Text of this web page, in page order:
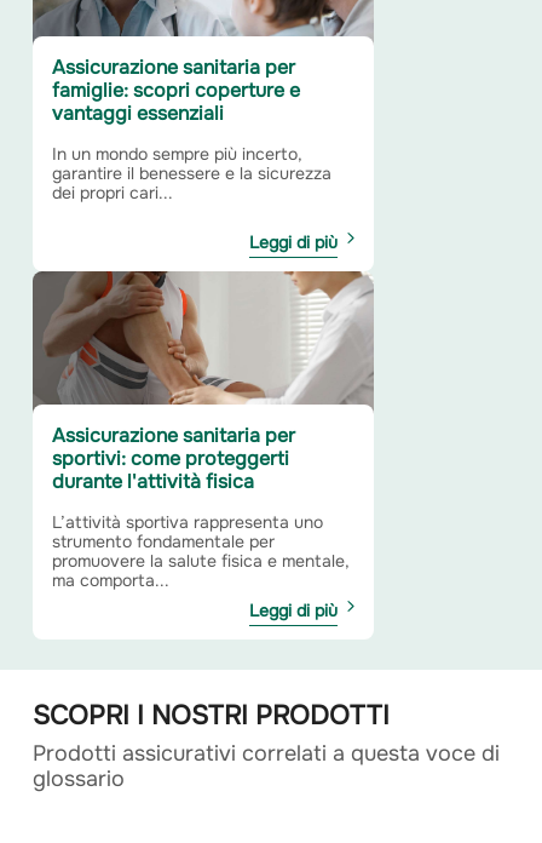
Assicurazione sanitaria per
famiglie: scopri coperture e
vantaggi essenziali
In un mondo sempre più incerto,
garantire il benessere e la sicurezza
dei propri cari...
Leggi di più
Assicurazione sanitaria per
sportivi: come proteggerti
durante l'attività fisica
L’attività sportiva rappresenta uno
strumento fondamentale per
promuovere la salute fisica e mentale,
ma comporta...
Leggi di più
SCOPRI I NOSTRI PRODOTTI
Prodotti assicurativi correlati a questa voce di
glossario